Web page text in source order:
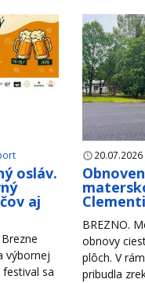
osláv.
aj
výbornej
sa
20.07.2026
BREZNO.
obnovy
plôch. V
pribudla